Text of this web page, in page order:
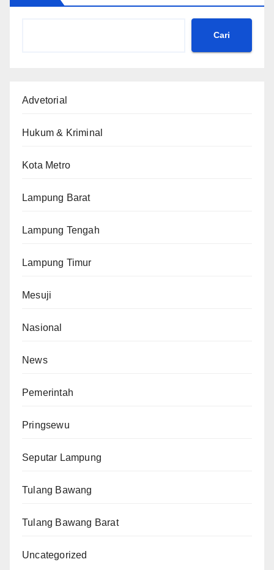
Cari
Advetorial
Hukum & Kriminal
Kota Metro
Lampung Barat
Lampung Tengah
Lampung Timur
Mesuji
Nasional
News
Pemerintah
Pringsewu
Seputar Lampung
Tulang Bawang
Tulang Bawang Barat
Uncategorized